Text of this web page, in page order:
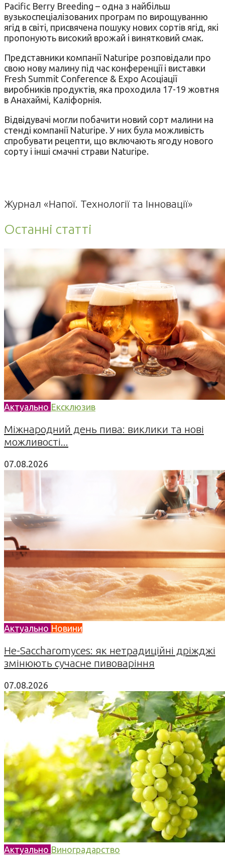
Pacific Berry Breeding – одна з найбільш
вузькоспеціалізованих програм по вирощуванню
ягід в світі, присвячена пошуку нових сортів ягід, які
пропонують високий врожай і винятковий смак.
Представники компанії Naturipe розповідали про
свою нову малину під час конференції і виставки
Fresh Summit Conference & Expo Асоціації
виробників продуктів, яка проходила 17-19 жовтня
в Анахаймі, Каліфорнія.
Відвідувачі могли побачити новий сорт малини на
стенді компанії Naturipe. У них була можливість
спробувати рецепти, що включають ягоду нового
сорту і інші смачні страви Naturipe.
Журнал «Напої. Технології та Інновації»
Останні статті
Актуально Ексклюзив
Міжнародний день пива: виклики та нові
можливості...
07.08.2026
Актуально Новини
Не-Saccharomyces: як нетрадиційні дріжджі
змінюють сучасне пивоваріння
07.08.2026
Актуально Виноградарство